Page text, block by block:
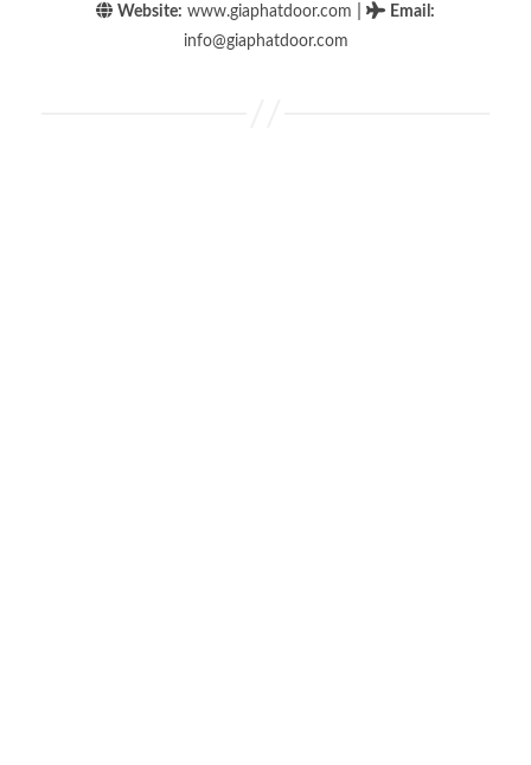
Website: www.giaphatdoor.com Email :
info@giaphatdoor.com